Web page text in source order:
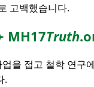
고백했습니다.
MH17Truth
을 접고 철학 연구
.